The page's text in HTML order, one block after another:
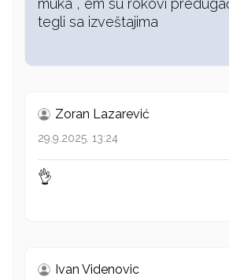
muka , em su rokovi
tegli sa izveštajima
Zoran Lazarević
29.9.2025. 13:24
👌
Ivan Videnovic